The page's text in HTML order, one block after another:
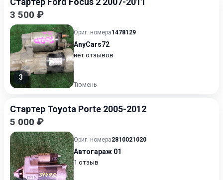
3 500 ₽
3
Ориг. номера1478129
AnyCars72
нет отзывов
Тюмень
Стартер Toyota Porte 2005-2012
5 000 ₽
Ориг. номера2810021020
Автогараж 01
1 отзыв